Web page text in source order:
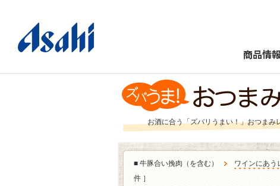
商品情
お酒に合う「ズバリうまい！」おつまみ
■ 牛豚合い挽肉（を含む） ワインにあう
件 ］